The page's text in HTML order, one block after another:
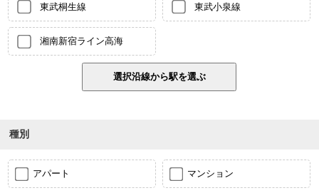
東武桐生線 東武小泉線
湘南新宿ライン高海
種別
アパート マンション